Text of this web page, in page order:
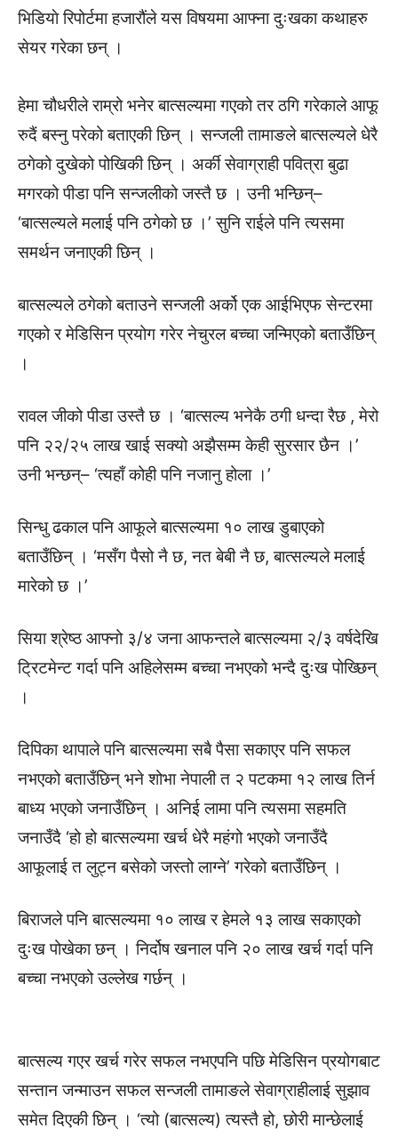
भिडियाे रिपोर्टमा हजारौंले यस विषयमा आफ्ना दुःखका कथाहरु
सेयर गरेका छन् ।
हेमा चौधरीले राम्रो भनेर बात्सल्यमा गएको तर ठगि गरेकाले आफू
रुदैं बस्नु परेको बताएकी छिन् । सन्जली तामाङले बात्सल्यले धेरै
ठगेको दुखेको पोखिकी छिन् । अर्की सेवाग्राही पवित्रा बुढा
मगरको पीडा पनि सन्जलीको जस्तै छ । उनी भन्छिन्–
‘बात्सल्यले मलाई पनि ठगेको छ ।’ सुनि राईले पनि त्यसमा
समर्थन जनाएकी छिन् ।
बात्सल्यले ठगेको बताउने सन्जली अर्को एक आईभिएफ सेन्टरमा
गएको र मेडिसिन प्रयोग गरेर नेचुरल बच्चा जन्मिएको बताउँछिन्
।
रावल जीको पीडा उस्तै छ । ‘बात्सल्य भनेकै ठगी धन्दा रैछ , मेरो
पनि २२/२५ लाख खाई सक्यो अझैसम्म केही सुरसार छैन ।’
उनी भन्छन्– ‘त्यहाँ कोही पनि नजानु होला ।’
सिन्धु ढकाल पनि आफूले बात्सल्यमा १० लाख डुबाएको
बताउँछिन् । ‘मसँग पैसो नै छ, नत बेबी नै छ, बात्सल्यले मलाई
मारेको छ ।’
सिया श्रेष्ठ आफ्नो ३/४ जना आफन्तले बात्सल्यमा २/३ वर्षदेखि
ट्रिटमेन्ट गर्दा पनि अहिलेसम्म बच्चा नभएको भन्दै दुःख पोख्छिन्
।
दिपिका थापाले पनि बात्सल्यमा सबै पैसा सकाएर पनि सफल
नभएको बताउँछिन् भने शोभा नेपाली त २ पटकमा १२ लाख तिर्न
बाध्य भएको जनाउँछिन् । अनिई लामा पनि त्यसमा सहमति
जनाउँदै ‘हो हो बात्सल्यमा खर्च धेरै महंगो भएको जनाउँदै
आफूलाई त लुट्न बसेको जस्तो लाग्ने’ गरेको बताउँछिन् ।
बिराजले पनि बात्सल्यमा १० लाख र हेमले १३ लाख सकाएको
दुःख पोखेका छन् । निर्दोष खनाल पनि २० लाख खर्च गर्दा पनि
बच्चा नभएको उल्लेख गर्छन् ।
बात्सल्य गएर खर्च गरेर सफल नभएपनि पछि मेडिसिन प्रयोगबाट
सन्तान जन्माउन सफल सन्जली तामाङले सेवाग्राहीलाई सुझाव
समेत दिएकी छिन् । ‘त्यो (बात्सल्य) त्यस्तै हो, छोरी मान्छेलाई